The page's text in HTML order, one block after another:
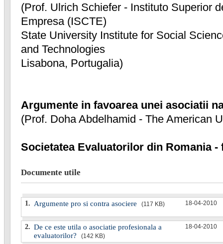
(Prof. Ulrich Schiefer - Instituto Superior
Empresa (ISCTE)
State University Institute for Social
and Technologies
Lisabona, Portugalia)
Argumente in favoarea unei asociatii
(Prof. Doha Abdelhamid - The American
Societatea Evaluatorilor din Romania
Documente utile
1. Argumente pro si contra asociere (117 KB) 18-04-2010
2. De ce este utila o asociatie profesionala a
evaluatorilor?
(142 KB)
18-04-2010